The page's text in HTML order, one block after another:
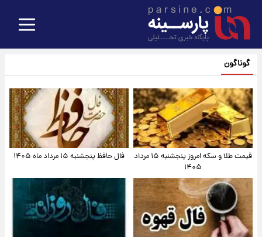
گوناگون
قیمت طلا و سکه امروز پنجشنبه ۱۵ مرداد
۱۴۰۵
فال حافظ پنجشنبه ۱۵ مرداد ماه ۱۴۰۵